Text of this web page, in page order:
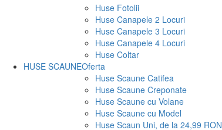
Huse Fotolii
Huse Canapele 2 Locuri
Huse Canapele 3 Locuri
Huse Canapele 4 Locuri
Huse Coltar
HUSE SCAUNEOferta
Huse Scaune Catifea
Huse Scaune Creponate
Huse Scaune cu Volane
Huse Scaune cu Model
Huse Scaun Uni, de la 24,99 RON